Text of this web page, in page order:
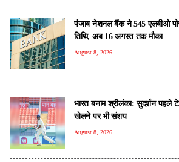
पंजाब नेशनल बैंक ने 545 एलबीओ
तिथि, अब 16 अगस्त तक मौका
August 8, 2026
भारत बनाम श्रीलंका: सुदर्शन पहले
खेलने पर भी संशय
August 8, 2026